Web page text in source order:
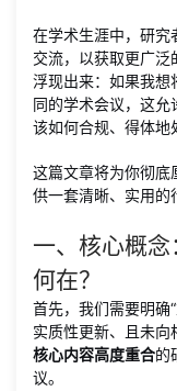
在学术生涯中，研究
交流，以获取更广
浮现出来：如果我想
同的学术会议，这允
该如何合规、得体地
这篇文章将为你彻底
供一套清晰、实用的
一、核心概念
何在？
首先，我们需要明确
实质性更新、且未
核心内容高度重合的
议。